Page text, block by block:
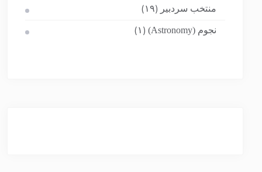
منتخب سردبیر (۱۹)
نجوم (Astronomy) (۱)